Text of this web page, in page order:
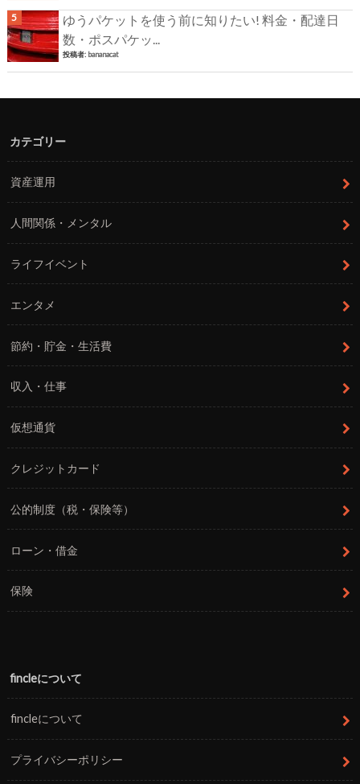
ゆうパケットを使う前に知りたい! 料金・配達日
数・ポスパケッ...
投稿者: bananacat
カテゴリー
資産運用
人間関係・メンタル
ライフイベント
エンタメ
節約・貯金・生活費
収入・仕事
仮想通貨
クレジットカード
公的制度（税・保険等）
ローン・借金
保険
fincleについて
fincleについて
プライバシーポリシー